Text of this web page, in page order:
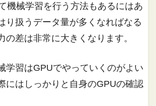
機械学習を行う方法もあるにはあ
り扱うデータ量が多くなればなる
の差は非常に大きくなります。
学習はGPUでやっていくのがよい
にはしっかりと自身のGPUの確認